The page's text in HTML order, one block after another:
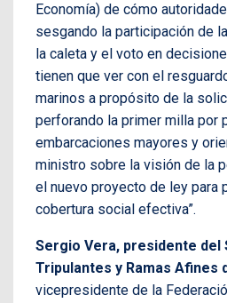
Economía) de cómo
sesgando la participación de
la caleta y el voto en
tienen que ver con el
marinos a propósito de la
perforando la primer milla por
embarcaciones mayores y
ministro sobre la visión de la
el nuevo proyecto de ley para
cobertura social efectiva”.
Sergio Vera, presidente del
Tripulantes y Ramas Afines
vicepresidente de la